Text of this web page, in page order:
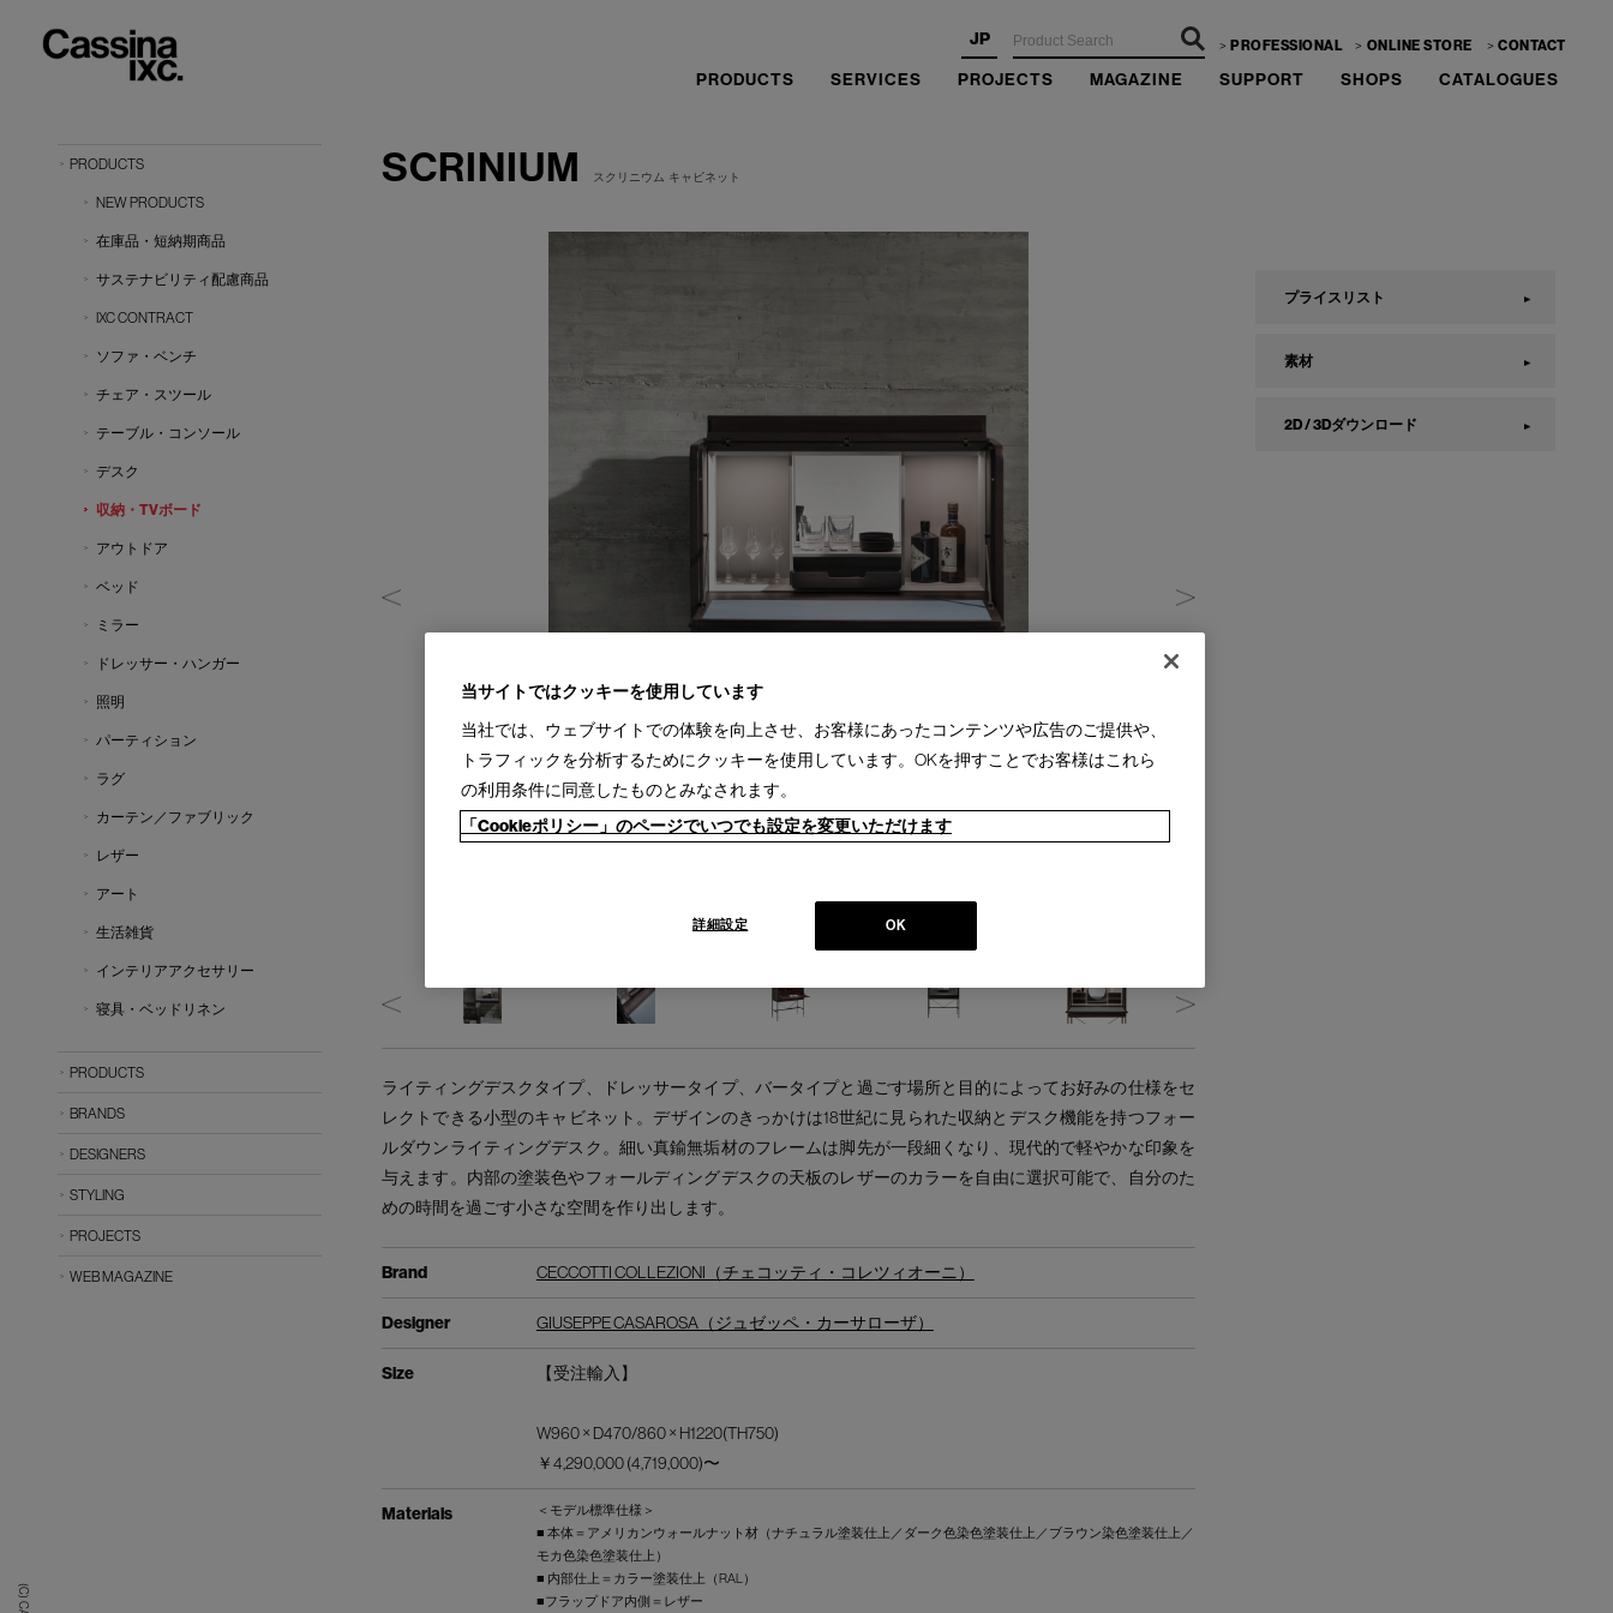
JP PROFESSIONAL ONLINE STORE CONTACT
PRODUCTS SERVICES PROJECTS MAGAZINE SUPPORT SHOPS CATALOGUES
SCRINIUM スクリニウム キャビネット
ライティングデスクタイプ、ドレッサータイプ、バータイプと過ごす場所と目的によってお好みの仕様をセ
レクトできる小型のキャビネット。デザインのきっかけは18世紀に見られた収納とデスク機能を持つフォー
ルダウンライティングデスク。細い真鍮無垢材のフレームは脚先が一段細くなり、現代的で軽やかな印象を
与えます。内部の塗装色やフォールディングデスクの天板のレザーのカラーを自由に選択可能で、自分のた
めの時間を過ごす小さな空間を作り出します。
Brand CECCOTTI COLLEZIONI（チェコッティ・コレツィオーニ）
Designer GIUSEPPE CASAROSA（ジュゼッペ・カーサローザ）
Size 【受注輸入】
W960 × D470/860 × H1220(TH750)
￥4,290,000 (4,719,000)〜
Materials
＜モデル標準仕様＞
■ 本体＝アメリカンウォールナット材（ナチュラル塗装仕上／ダーク色染色塗装仕上／ブラウン染色塗装仕上／
モカ色染色塗装仕上）
■ 内部仕上＝カラー塗装仕上（RAL）
■フラップドア内側＝レザー
プライスリスト
素材
2D / 3Dダウンロード
PRODUCTS
NEW PRODUCTS
在庫品・短納期商品
サステナビリティ配慮商品
IXC CONTRACT
ソファ・ベンチ
チェア・スツール
テーブル・コンソール
デスク
収納・TVボード
アウトドア
ベッド
ミラー
ドレッサー・ハンガー
照明
パーティション
ラグ
カーテン／ファブリック
レザー
アート
生活雑貨
インテリアアクセサリー
寝具・ベッドリネン
PRODUCTS
BRANDS
DESIGNERS
STYLING
PROJECTS
WEB MAGAZINE
当サイトではクッキーを使用しています
当社では、ウェブサイトでの体験を向上させ、お客様にあったコンテンツや広告のご提供や、
トラフィックを分析するためにクッキーを使用しています。OKを押すことでお客様はこれら
の利用条件に同意したものとみなされます。
「Cookieポリシー」のページでいつでも設定を変更いただけます
OK
詳細設定